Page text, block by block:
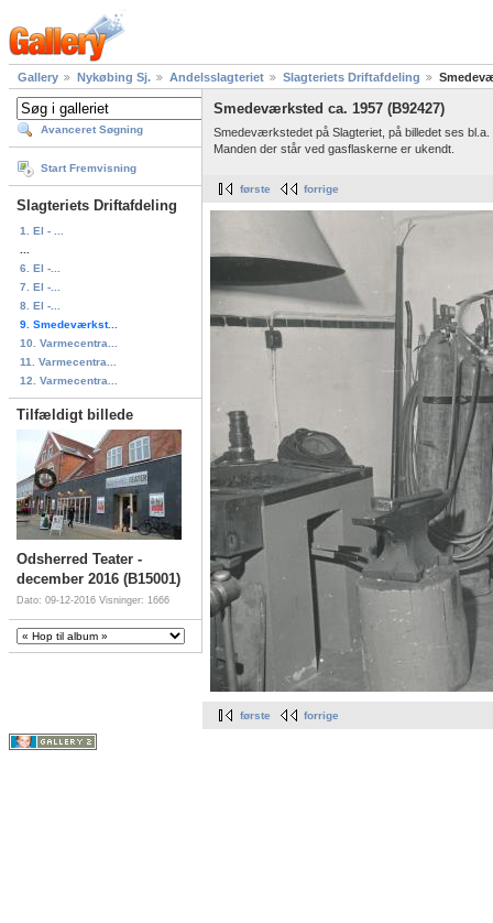
Gallery Nykøbing Sj. Andelsslagteriet Slagteriets Driftafdeling
Avanceret Søgning
Start Fremvisning
Slagteriets Driftafdeling
1. El - ...
6. El -...
7. El -...
8. El -...
9. Smedeværkst...
10. Varmecentra...
11. Varmecentra...
12. Varmecentra...
Tilfældigt billede
Odsherred Teater -
december 2016 (B15001)
Dato: 09-12-2016 Visninger: 1666
Smedeværksted ca. 1957 (B92427)
Smedeværkstedet på Slagteriet, på billedet ses
Manden der står ved gasflaskerne er ukendt.
første forrige
første forrige